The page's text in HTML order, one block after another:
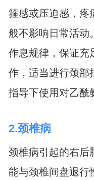
箍感或压迫感，疼
般不影响日常活动
作息规律，保证充
作，适当进行颈部
指导下使用对乙酰
2.颈椎病
颈椎病引起的右后
能与颈椎间盘退行